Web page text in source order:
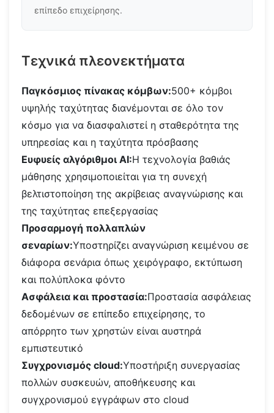
επίπεδο επιχείρησης.
Τεχνικά πλεονεκτήματα
Παγκόσμιος πίνακας κόμβων:500+ κόμβοι
υψηλής ταχύτητας διανέμονται σε όλο τον
κόσμο για να διασφαλιστεί η σταθερότητα της
υπηρεσίας και η ταχύτητα πρόσβασης
Ευφυείς αλγόριθμοι AI:Η τεχνολογία βαθιάς
μάθησης χρησιμοποιείται για τη συνεχή
βελτιστοποίηση της ακρίβειας αναγνώρισης και
της ταχύτητας επεξεργασίας
Προσαρμογή πολλαπλών
σεναρίων:Υποστηρίζει αναγνώριση κειμένου σε
διάφορα σενάρια όπως χειρόγραφο, εκτύπωση
και πολύπλοκα φόντο
Ασφάλεια και προστασία:Προστασία ασφάλειας
δεδομένων σε επίπεδο επιχείρησης, το
απόρρητο των χρηστών είναι αυστηρά
εμπιστευτικό
Συγχρονισμός cloud:Υποστήριξη συνεργασίας
πολλών συσκευών, αποθήκευσης και
συγχρονισμού εγγράφων στο cloud